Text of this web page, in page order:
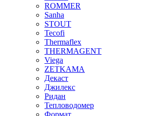
ROMMER
Sanha
STOUT
Tecofi
Thermaflex
THERMAGENT
Viega
ZETKAMA
Декаст
Джилекс
Ридан
Тепловодомер
Формат